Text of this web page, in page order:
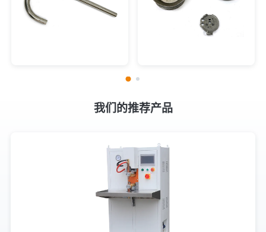
我们的推荐产品